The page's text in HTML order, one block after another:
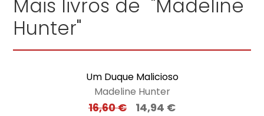
Mais livros de "Madeline
Hunter"
Um Duque Malicioso
Madeline Hunter
16,60€ 14,94 €